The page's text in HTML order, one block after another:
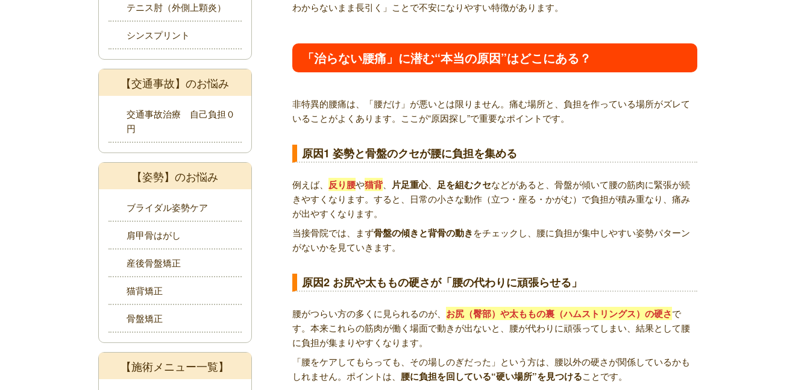
わからないまま長引く」ことで不安になりやすい特徴があります。
「治らない腰痛」に潜む“本当の原因”はどこにある？
非特異的腰痛は、「腰だけ」が悪いとは限りません。痛む場所と、負担を作っている場所がズレて
いることがよくあります。ここが“原因探し”で重要なポイントです。
原因1 姿勢と骨盤のクセが腰に負担を集める
例えば、 反り腰や猫背、 片足重心、 足を組むクセなどがあると、骨盤が傾いて腰の筋肉に緊張が続
きやすくなります。すると、日常の小さな動作（立つ・座る・かがむ）で負担が積み重なり、痛み
が出やすくなります。
当接骨院では、まず骨盤の傾きと背骨の動きをチェックし、腰に負担が集中しやすい姿勢パターン
がないかを見ていきます。
原因2 お尻や太ももの硬さが「腰の代わりに頑張らせる」
腰がつらい方の多くに見られるのが、 お尻（臀部）や太ももの裏（ハムストリングス）の硬さで
す。本来これらの筋肉が働く場面で動きが出ないと、腰が代わりに頑張ってしまい、結果として腰
に負担が集まりやすくなります。
「腰をケアしてもらっても、その場しのぎだった」という方は、腰以外の硬さが関係しているかも
しれません。ポイントは、 腰に負担を回している“硬い場所”を見つけることです。
テニス肘（外側上顆炎）
シンスプリント
【交通事故】のお悩み
交通事故治療 自己負担０
円
【姿勢】のお悩み
ブライダル姿勢ケア
肩甲骨はがし
産後骨盤矯正
猫背矯正
骨盤矯正
【施術メニュー一覧】